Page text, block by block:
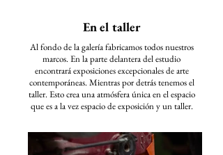
En el taller
Al fondo de la galería fabricamos todos nuestros
marcos. En la parte delantera del estudio
encontrará exposiciones excepcionales de arte
contemporáneas. Mientras por detrás tenemos el
taller. Esto crea una atmósfera única en el espacio
que es a la vez espacio de exposición y un taller.